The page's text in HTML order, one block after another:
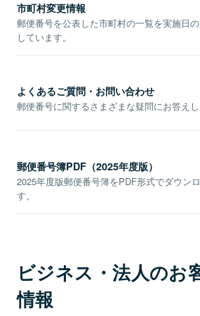
市町村変更情報
郵便番号を公表した市町村の一覧を実施日
しています。
よくあるご質問・お問い合わせ
郵便番号に関するさまざまな疑問にお答えし
郵便番号簿PDF（2025年度版）
2025年度版郵便番号簿をPDF形式でダウン
す。
ビジネス・法人のお
情報